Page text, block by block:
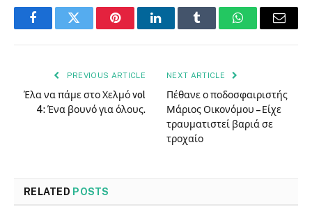
FacebookTwitter PinterestLinkedInTumblr WhatsAppEmail
PREVIOUS ARTICLE
Έλα να πάμε στο Χελμό vol
4: Ένα βουνό για όλους.
NEXT ARTICLE
Πέθανε ο ποδοσφαιριστής
Μάριος Οικονόμου – Είχε
τραυματιστεί βαριά σε
τροχαίο
RELATED POSTS